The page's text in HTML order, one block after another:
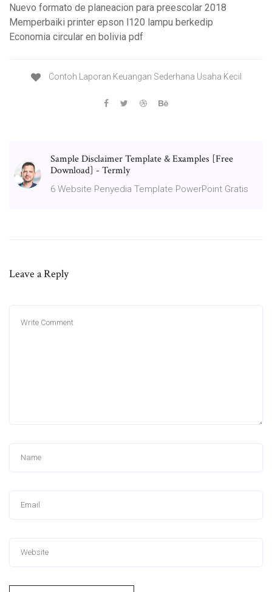
Nuevo formato de planeacion para preescolar 2018
Memperbaiki printer epson l120 lampu berkedip
Economia circular en bolivia pdf
Contoh Laporan Keuangan Sederhana Usaha Kecil
Sample Disclaimer Template & Examples [Free
Download] - Termly
6 Website Penyedia Template PowerPoint Gratis
Leave a Reply